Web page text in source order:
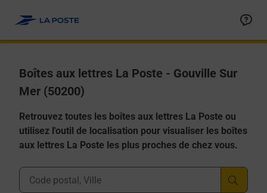
Boîtes aux lettres La Poste - Gouville Sur
Mer (50200)
Retrouvez toutes les boîtes aux lettres La Poste ou
utilisez l'outil de localisation pour visualiser les boîtes
aux lettres La Poste les plus proches de chez vous.
Ville, Département, Code Postal